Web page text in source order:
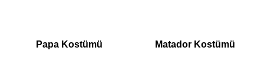
Papa Kostümü Matador Kostümü